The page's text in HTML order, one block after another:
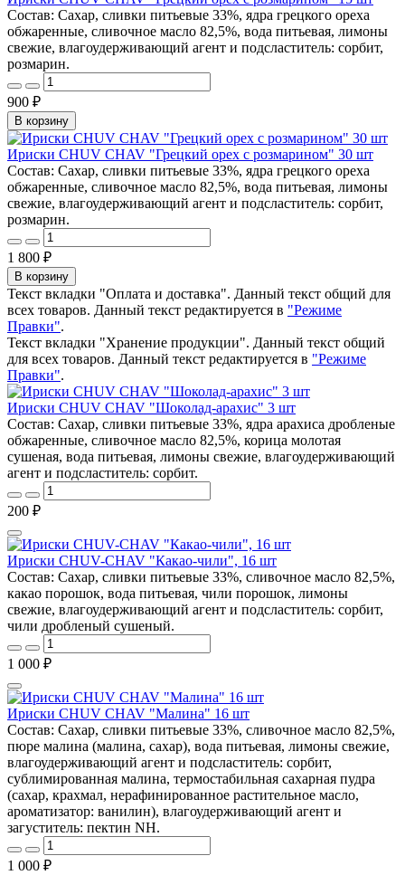
Состав: Сахар, сливки питьевые 33%, ядра грецкого ореха
обжаренные, сливочное масло 82,5%, вода питьевая, лимоны
свежие, влагоудерживающий агент и подсластитель: сорбит,
розмарин.
900 ₽
В корзину
Ириски CHUV CHAV "Грецкий орех с розмарином" 30 шт
Состав: Сахар, сливки питьевые 33%, ядра грецкого ореха
обжаренные, сливочное масло 82,5%, вода питьевая, лимоны
свежие, влагоудерживающий агент и подсластитель: сорбит,
розмарин.
1 800 ₽
В корзину
Текст вкладки "Оплата и доставка". Данный текст общий для
всех товаров. Данный текст редактируется в "Режиме
Правки".
Текст вкладки "Хранение продукции". Данный текст общий
для всех товаров. Данный текст редактируется в "Режиме
Правки".
Ириски CHUV CHAV "Шоколад-арахис" 3 шт
Состав: Сахар, сливки питьевые 33%, ядра арахиса дробленые
обжаренные, сливочное масло 82,5%, корица молотая
сушеная, вода питьевая, лимоны свежие, влагоудерживающий
агент и подсластитель: сорбит.
200 ₽
Ириски CHUV-CHAV "Какао-чили", 16 шт
Состав: Сахар, сливки питьевые 33%, сливочное масло 82,5%,
какао порошок, вода питьевая, чили порошок, лимоны
свежие, влагоудерживающий агент и подсластитель: сорбит,
чили дробленый сушеный.
1 000 ₽
Ириски CHUV CHAV "Малина" 16 шт
Состав: Сахар, сливки питьевые 33%, сливочное масло 82,5%,
пюре малина (малина, сахар), вода питьевая, лимоны свежие,
влагоудерживающий агент и подсластитель: сорбит,
сублимированная малина, термостабильная сахарная пудра
(сахар, крахмал, нерафинированное растительное масло,
ароматизатор: ванилин), влагоудерживающий агент и
загуститель: пектин NH.
1 000 ₽